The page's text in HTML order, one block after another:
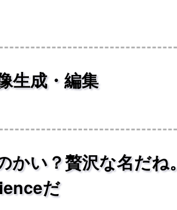
生成・編集
い？贅沢な名だね。
だ